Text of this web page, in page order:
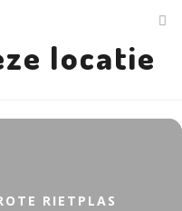
locatie
RIETPLAS